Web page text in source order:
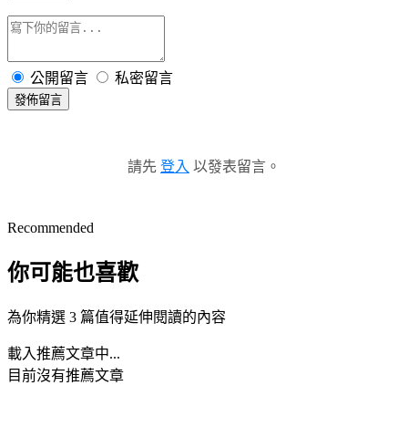
公開留言 私密留言
發佈留言
請先 登入 以發表留言。
Recommended
你可能也喜歡
為你精選 3 篇值得延伸閱讀的內容
載入推薦文章中...
目前沒有推薦文章